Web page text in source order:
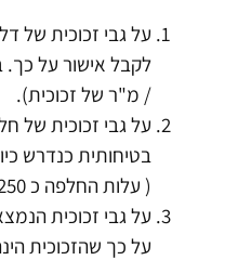
על גבי זכוכית של
/ מ"ר של זכוכית).
על גבי זכוכית של
בטיחותית כנדרש
( עלות החלפה כ 250 ש"ח /מ"ר של זכוכית).
על כך שהזכוכית